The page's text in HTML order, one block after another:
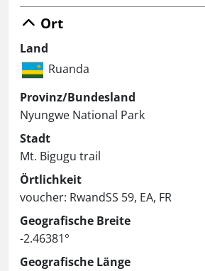
Ort
Land
Ruanda
Provinz/Bundesland
Nyungwe National Park
Stadt
Mt. Bigugu trail
Örtlichkeit
voucher: RwandSS 59, EA, FR
Geografische Breite
-2.46381°
Geografische Länge